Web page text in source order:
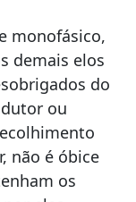
monofásico,
demais elos
do
ou
não é óbice
os